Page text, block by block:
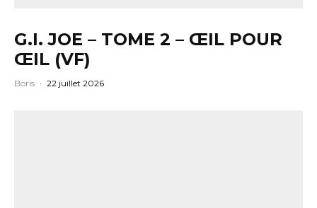
G.I. JOE – TOME 2 – ŒIL POUR
ŒIL (VF)
Boris · 22 juillet 2026